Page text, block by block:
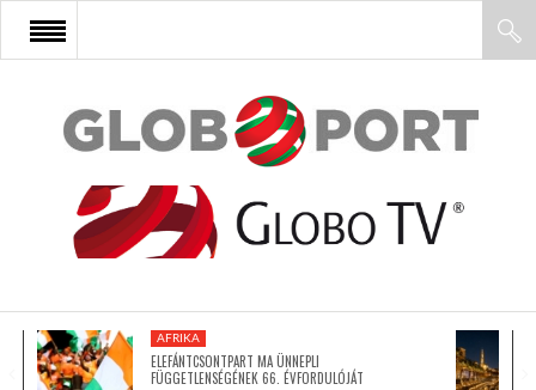
FŐOLDAL
AFRIKA
ÁZSIA
AFRIKA
ELEFÁNTCSONTPART MA ÜNNEPLI
FÜGGETLENSÉGÉNEK 66. ÉVFORDULÓJÁT